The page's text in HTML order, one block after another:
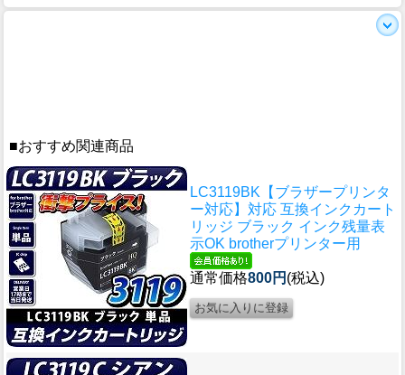
■おすすめ関連商品
LC3119BK【ブラザープリンタ
ー対応】対応 互換インクカート
リッジ ブラック インク残量表
示OK brotherプリンター用
通常価格800円 (税込)